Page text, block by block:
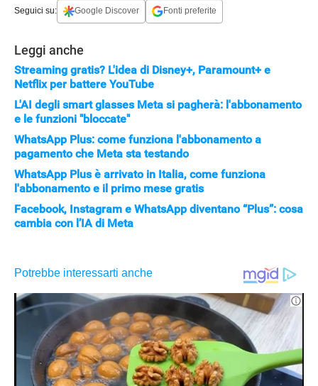
Seguici su: Google Discover Fonti preferite
Leggi anche
Streaming gratis? L'idea di Disney+, Paramount+ e
Netflix per battere YouTube
L'AI degli smart glasses Meta si pagherà: l'abbonamento
e le funzioni "bloccate"
WhatsApp Plus: come funziona l'abbonamento a
pagamento che Meta sta testando
WhatsApp Plus è arrivato in Italia, come funziona
l'abbonamento e il primo mese gratis
Facebook, Instagram e WhatsApp diventano “Plus”: cosa
cambia con l’IA di Meta